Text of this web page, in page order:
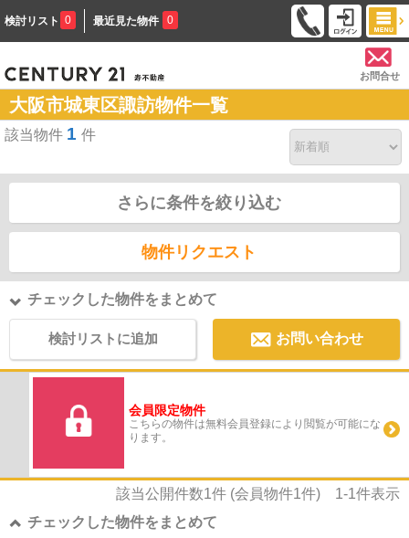
検討リスト 0 最近見た物件 0
お問合せ
大阪市城東区諏訪物件一覧
該当物件 1 件
さらに条件を絞り込む
物件リクエスト
チェックした物件をまとめて
検討リストに追加 お問い合わせ
会員限定物件
こちらの物件は無料会員登録により閲覧が可能にな
ります。
該当公開件数1件 (会員物件1件) 1-1件表示
チェックした物件をまとめて